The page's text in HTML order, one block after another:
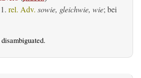
1. rel. Adv. sowie, gleichwie, wie; bei